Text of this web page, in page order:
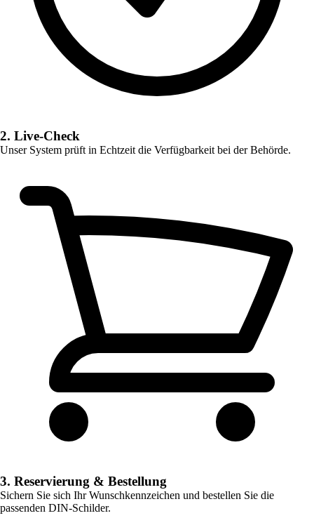
2. Live-Check
Unser System prüft in Echtzeit die Verfügbarkeit bei der Behörde.
3. Reservierung & Bestellung
Sichern Sie sich Ihr Wunschkennzeichen und bestellen Sie die
passenden DIN-Schilder.